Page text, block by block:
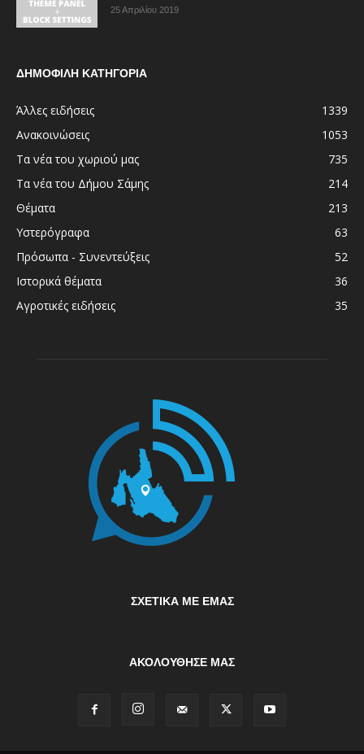
25 Απριλίου 2019
ΔΗΜΟΦΙΛΗ ΚΑΤΗΓΟΡΙΑ
Άλλες ειδήσεις
1339
Ανακοινώσεις
1053
Τα νέα του χωριού μας
735
Τα νέα του Δήμου Σάμης
214
Θέματα
213
Υστερόγραφα
63
Πρόσωπα - Συνεντεύξεις
52
Ιστορικά θέματα
36
Αγροτικές ειδήσεις
35
ΣΧΕΤΙΚΆ ΜΕ ΕΜΆΣ
ΑΚΟΛΟΥΘΗΣΕ ΜΑΣ